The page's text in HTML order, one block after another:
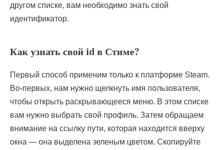
другом списке, вам необходимо знать свой
идентификатор.
Как узнать свой id в Стиме?
Первый способ применим только к платформе Steam.
Во-первых, нам нужно щелкнуть имя пользователя,
чтобы открыть раскрывающееся меню. В этом списке
вам нужно выбрать свой профиль. Затем обращаем
внимание на ссылку пути, которая находится вверху
окна — она ​​выделена зеленым цветом. Скопируйте